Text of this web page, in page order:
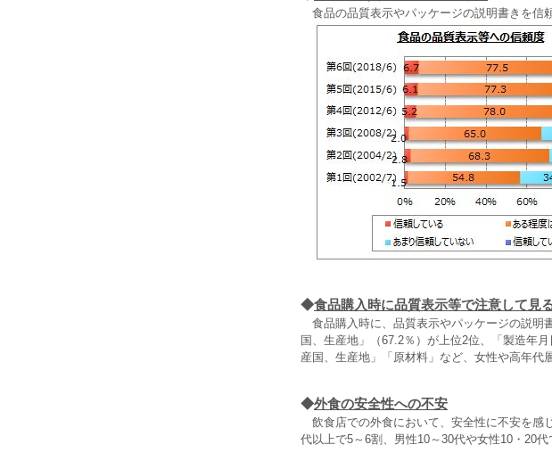
食品の品質表示やパッケージの説明書きを信
◆食品購入時に品質表示等で注意して見
食品購入時に、品質表示やパッケージの説明
国、生産地」（67.2％）が上位2位、「製造年
産国、生産地」「原材料」など、女性や高年代
◆外食の安全性への不安
飲食店での外食において、安全性に不安を感
代以上で5～6割、男性10～30代や女性10・20代